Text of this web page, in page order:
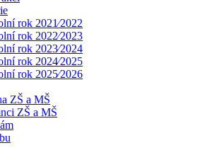
rok 2021⁄2022
rok 2022⁄2023
rok 2023⁄2024
rok 2024⁄2025
rok 2025⁄2026
ZŠ a MŠ
ZŠ a MŠ